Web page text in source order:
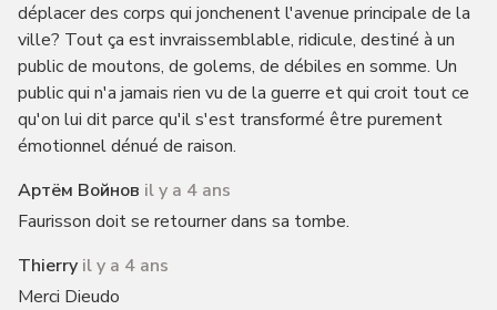
déplacer des corps qui jonchenent l'avenue principale de la
ville? Tout ça est invraissemblable, ridicule, destiné à un
public de moutons, de golems, de débiles en somme. Un
public qui n'a jamais rien vu de la guerre et qui croit tout ce
qu'on lui dit parce qu'il s'est transformé être purement
émotionnel dénué de raison.
Артём Войнов il y a 4 ans
Faurisson doit se retourner dans sa tombe.
Thierry il y a 4 ans
Merci Dieudo